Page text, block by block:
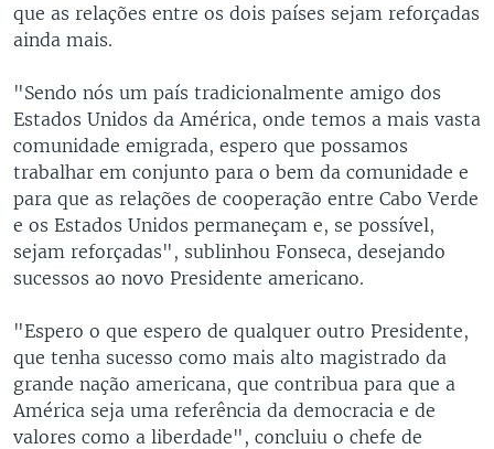
que as relações entre os dois países sejam reforçadas
ainda mais.
"Sendo nós um país tradicionalmente amigo dos
Estados Unidos da América, onde temos a mais vasta
comunidade emigrada, espero que possamos
trabalhar em conjunto para o bem da comunidade e
para que as relações de cooperação entre Cabo Verde
e os Estados Unidos permaneçam e, se possível,
sejam reforçadas", sublinhou Fonseca, desejando
sucessos ao novo Presidente americano.
"Espero o que espero de qualquer outro Presidente,
que tenha sucesso como mais alto magistrado da
grande nação americana, que contribua para que a
América seja uma referência da democracia e de
valores como a liberdade", concluiu o chefe de